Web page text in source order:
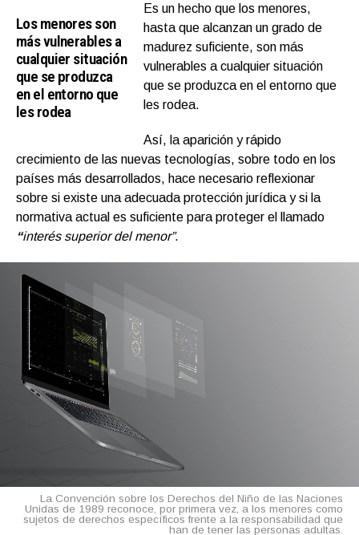
Los menores son
más vulnerables a
cualquier situación
que se produzca
en el entorno que
les rodea
Es un hecho que los menores,
hasta que alcanzan un grado de
madurez suficiente, son más
vulnerables a cualquier situación
que se produzca en el entorno que
les rodea.
Así, la aparición y rápido
crecimiento de las nuevas tecnologías, sobre todo en los
países más desarrollados, hace necesario reflexionar
sobre si existe una adecuada protección jurídica y si la
normativa actual es suficiente para proteger el llamado
“interés superior del menor”.
La Convención sobre los Derechos del Niño de las Naciones
Unidas de 1989 reconoce, por primera vez, a los menores como
sujetos de derechos específicos frente a la responsabilidad que
han de tener las personas adultas.